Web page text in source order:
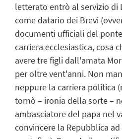
letterato entrò al servizio di
come datario dei Brevi
documenti ufficiali del
carriera ecclesiastica, cosa
avere tre figli dall'amata
per oltre vent'anni. Non
neppure la carriera politica
tornò – ironia della sorte –
ambasciatore del papa nel
convincere la Repubblica